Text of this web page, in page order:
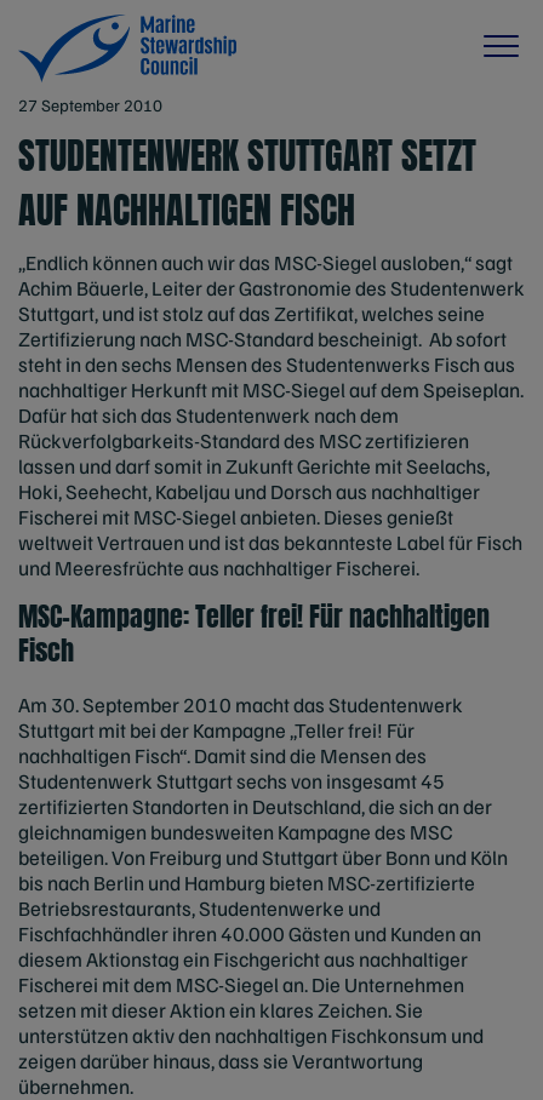
27 September 2010
STUDENTENWERK STUTTGART SETZT
AUF NACHHALTIGEN FISCH
„Endlich können auch wir das MSC-Siegel ausloben,“ sagt
Achim Bäuerle, Leiter der Gastronomie des Studentenwerk
Stuttgart, und ist stolz auf das Zertifikat, welches seine
Zertifizierung nach MSC-Standard bescheinigt. Ab sofort
steht in den sechs Mensen des Studentenwerks Fisch aus
nachhaltiger Herkunft mit MSC-Siegel auf dem Speiseplan.
Dafür hat sich das Studentenwerk nach dem
Rückverfolgbarkeits-Standard des MSC zertifizieren
lassen und darf somit in Zukunft Gerichte mit Seelachs,
Hoki, Seehecht, Kabeljau und Dorsch aus nachhaltiger
Fischerei mit MSC-Siegel anbieten. Dieses genießt
weltweit Vertrauen und ist das bekannteste Label für Fisch
und Meeresfrüchte aus nachhaltiger Fischerei.
MSC-Kampagne: Teller frei! Für nachhaltigen
Fisch
Am 30. September 2010 macht das Studentenwerk
Stuttgart mit bei der Kampagne „Teller frei! Für
nachhaltigen Fisch“. Damit sind die Mensen des
Studentenwerk Stuttgart sechs von insgesamt 45
zertifizierten Standorten in Deutschland, die sich an der
gleichnamigen bundesweiten Kampagne des MSC
beteiligen. Von Freiburg und Stuttgart über Bonn und Köln
bis nach Berlin und Hamburg bieten MSC-zertifizierte
Betriebsrestaurants, Studentenwerke und
Fischfachhändler ihren 40.000 Gästen und Kunden an
diesem Aktionstag ein Fischgericht aus nachhaltiger
Fischerei mit dem MSC-Siegel an. Die Unternehmen
setzen mit dieser Aktion ein klares Zeichen. Sie
unterstützen aktiv den nachhaltigen Fischkonsum und
zeigen darüber hinaus, dass sie Verantwortung
übernehmen.